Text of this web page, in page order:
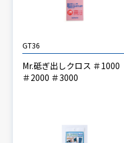
GT36
Mr.砥ぎ出しクロス ＃1000
＃2000 ＃3000